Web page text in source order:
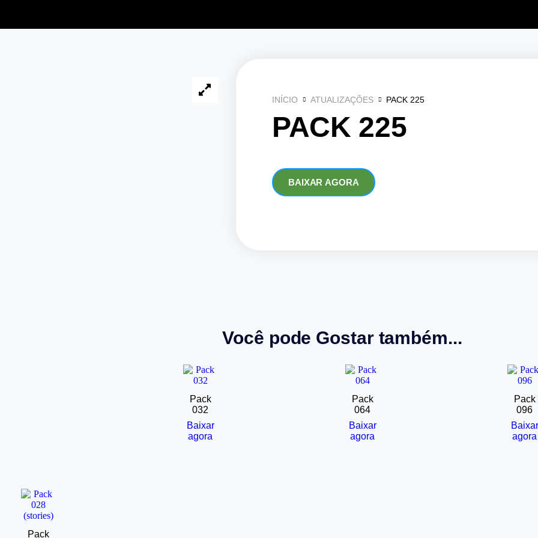
INÍCIO ATUALIZAÇÕES PACK 225
PACK 225
BAIXAR AGORA
Você pode Gostar também...
Pack
032
Baixar
agora
Pack
064
Baixar
agora
Pack
096
Baixar
agora
Pack